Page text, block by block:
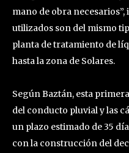
mano de obra
utilizados son del mismo
planta de tratamiento de
hasta la zona de Solares.
Según Baztán, esta
del conducto pluvial y las
un plazo estimado de 35
con la construcción del